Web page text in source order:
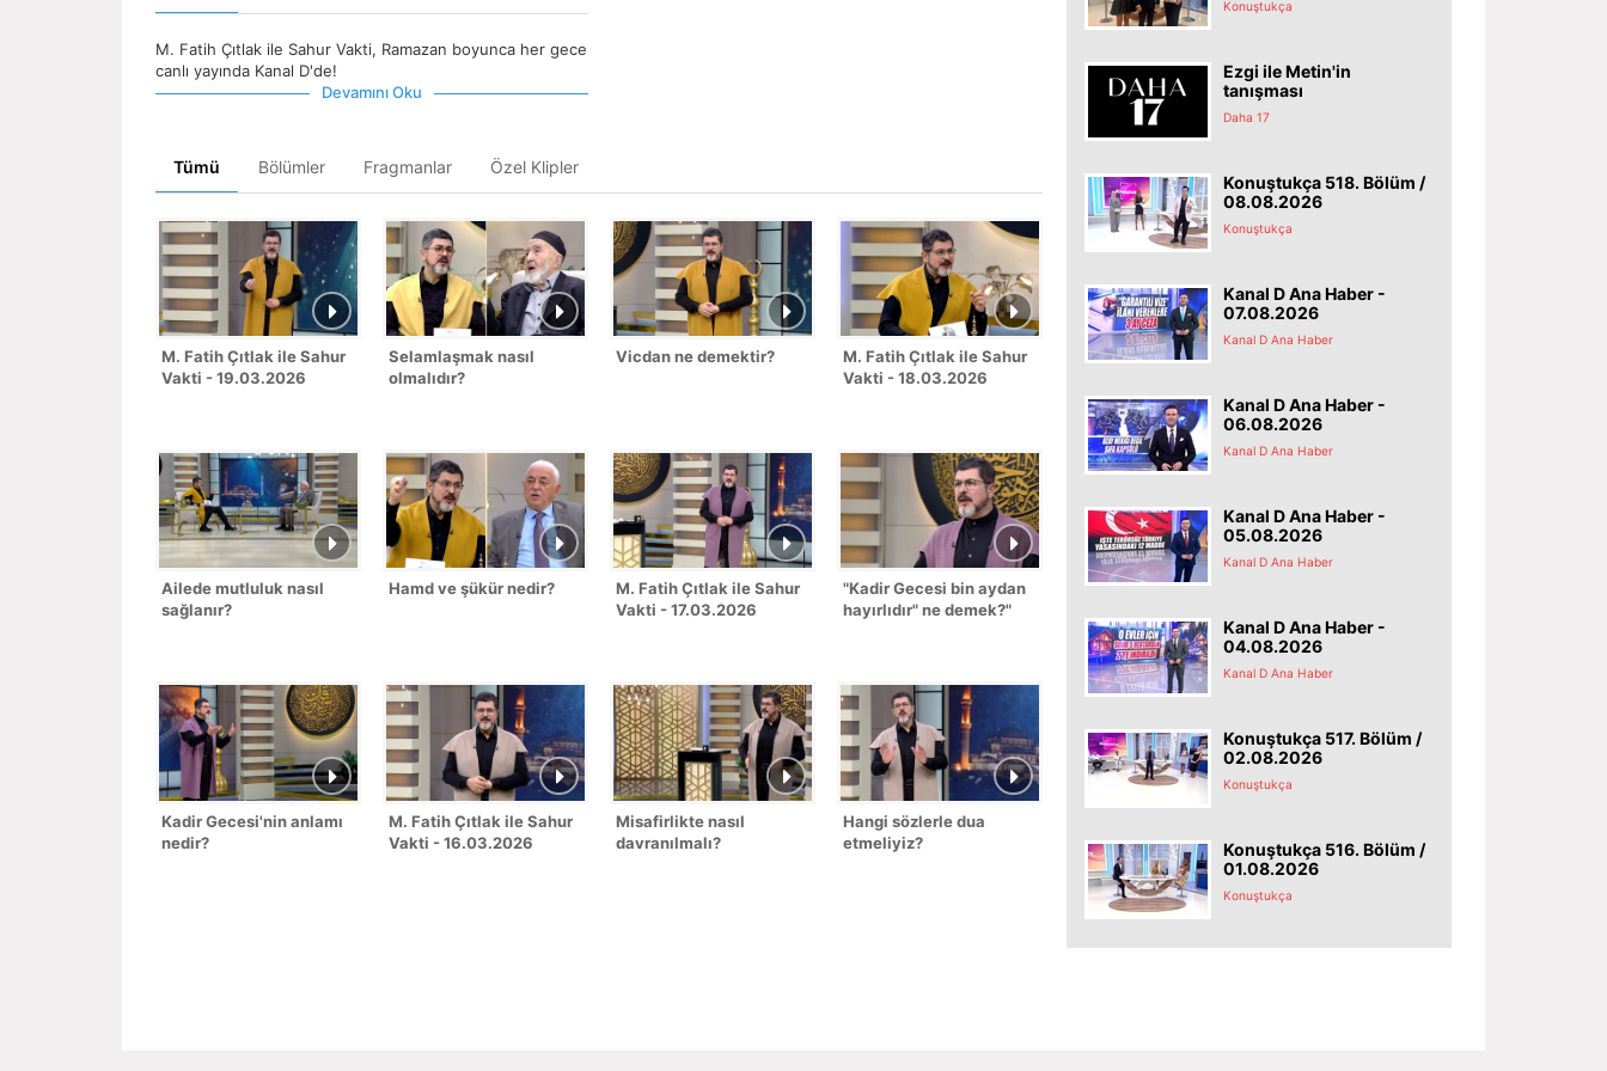
M. Fatih Çıtlak ile Sahur Vakti, Ramazan boyunca her gece
canlı yayında Kanal D'de!
Devamını Oku
Tümü Bölümler Fragmanlar Özel Klipler
M. Fatih Çıtlak ile Sahur
Vakti - 19.03.2026
Selamlaşmak nasıl
olmalıdır?
Vicdan ne demektir?
M. Fatih Çıtlak ile Sahur
Vakti - 18.03.2026
Ailede mutluluk nasıl
sağlanır?
Hamd ve şükür nedir?
M. Fatih Çıtlak ile Sahur
Vakti - 17.03.2026
"Kadir Gecesi bin aydan
hayırlıdır" ne demek?"
Kadir Gecesi'nin anlamı
nedir?
M. Fatih Çıtlak ile Sahur
Vakti - 16.03.2026
Misafirlikte nasıl
davranılmalı?
Hangi sözlerle dua
etmeliyiz?
Konuştukça
Ezgi ile Metin'in
tanışması
Daha 17
Konuştukça 518. Bölüm /
08.08.2026
Konuştukça
Kanal D Ana Haber -
07.08.2026
Kanal D Ana Haber
Kanal D Ana Haber -
06.08.2026
Kanal D Ana Haber
Kanal D Ana Haber -
05.08.2026
Kanal D Ana Haber
Kanal D Ana Haber -
04.08.2026
Kanal D Ana Haber
Konuştukça 517. Bölüm /
02.08.2026
Konuştukça
Konuştukça 516. Bölüm /
01.08.2026
Konuştukça